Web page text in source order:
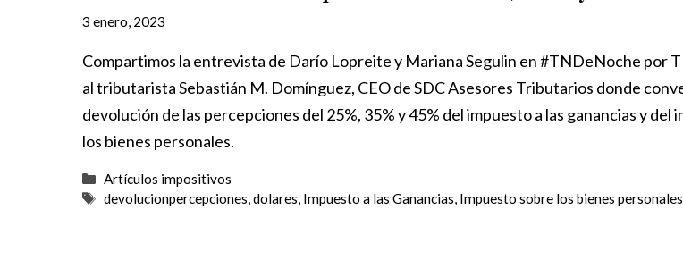
3 enero, 2023
Compartimos la entrevista de Darío Lopreite y Mariana Segulin en #TNDeNoche por
al tributarista Sebastián M. Domínguez, CEO de SDC Asesores Tributarios donde
devolución de las percepciones del 25%, 35% y 45% del impuesto a las ganancias y del
los bienes personales.
Categorías
Artículos impositivos
Etiquetas
devolucionpercepciones,dolares, Impuesto a las Ganancias, Impuesto sobre los bienes personales